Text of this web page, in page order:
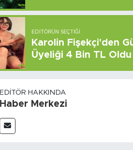
EDITÖRÜN SEÇTIĞI
Karolin Fişekçi'den
Üyeliği 4 Bin TL Oldu
EDITÖR HAKKINDA
Haber Merkezi